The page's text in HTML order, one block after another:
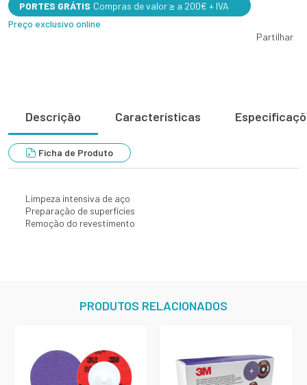
PORTES GRÁTIS Compras de valor ≥ a 200€ + IVA
Preço exclusivo online
Partilhar
Descrição Características
Ficha de Produto
Limpeza intensiva de aço
Preparação de superfícies
Remoção do revestimento
PRODUTOS RELACIONADOS